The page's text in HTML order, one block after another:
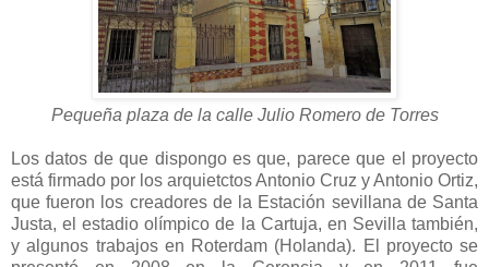
Pequeña plaza de la calle Julio Romero de Torres
Los datos de que dispongo es que, parece que el proyecto
está firmado por los arquietctos Antonio Cruz y Antonio Ortiz,
que fueron los creadores de la Estación sevillana de Santa
Justa, el estadio olímpico de la Cartuja, en Sevilla también,
y algunos trabajos en Roterdam (Holanda). El proyecto se